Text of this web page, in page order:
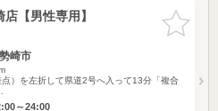
お気に入
りに追加
【男性専用】
崎市
）を左折して県道2号へ入って13分「複合
～24:00